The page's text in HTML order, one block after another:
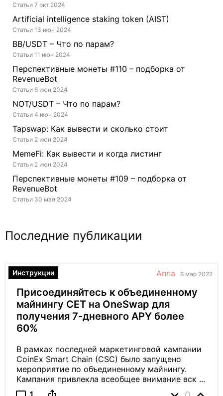
Статьи 7 окт 2024
Artificial intelligence staking token (AIST)
Статьи 13 июн 2024
BB/USDT – Что по парам?
Статьи 11 июн 2024
Перспективные монеты #110 – подборка от
RevenueBot
Статьи 6 июн 2024
NOT/USDT – Что по парам?
Статьи 4 июн 2024
Tapswap: Как вывести и сколько стоит
Статьи 2 июн 2024
MemeFi: Как вывести и когда листинг
Статьи 2 июн 2024
Перспективные монеты #109 – подборка от
RevenueBot
Статьи 30 мая 2024
Последние публикации
Инструкции Anna 6 мар 2022
Присоединяйтесь к объединенному
майнингу CET на OneSwap для
получения 7-дневного APY более
60%
В рамках последней маркетинговой кампании
CoinEx Smart Chain (CSC) было запущено
мероприятие по объединенному майнингу.
Кампания привлекла всеобщее внимание вск ...